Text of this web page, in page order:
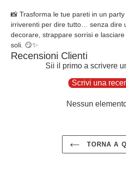
del
carrello
📸 Trasforma le tue pareti in un
irriverenti per dire tutto… senza dire
decorare, strappare sorrisi e
soli. 😏✨
Recensioni Clienti
Sii il primo a scrivere
Scrivi una
Nessun
TORNA A